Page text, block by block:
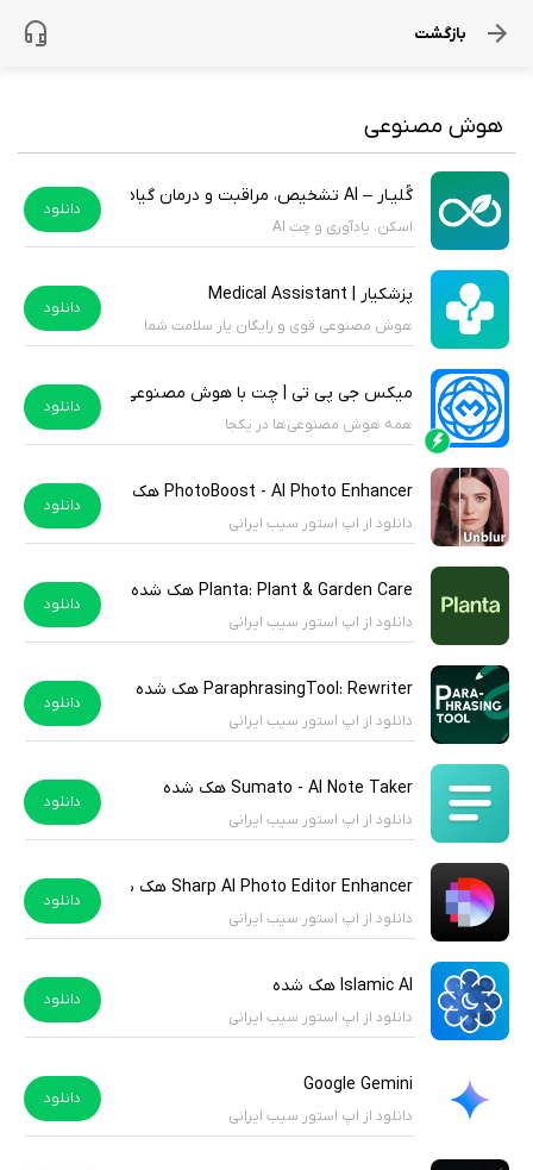
بازگشت
هوش مصنوعی
گُلیـار – AI تشخیص، مراقبت و درمان گیاه | GolYar - Plant AI Assistant
اسکن، یادآوری و چت AI
دانلود
پزشکیار | Medical Assistant
هوش مصنوعی قوی و رایگان یار سلامت شما
دانلود
میکس جی پی تی | چت با هوش مصنوعی‌ ها | MixGPT
همه هوش مصنوعی‌ها در یکجا
دانلود
PhotoBoost - AI Photo Enhancer هک شده
دانلود از اپ استور سیب ایرانی
دانلود
Planta: Plant & Garden Care هک شده
دانلود از اپ استور سیب ایرانی
دانلود
ParaphrasingTool: Rewriter هک شده
دانلود از اپ استور سیب ایرانی
دانلود
Sumato - AI Note Taker هک شده
دانلود از اپ استور سیب ایرانی
دانلود
Sharp AI Photo Editor Enhancer هک شده
دانلود از اپ استور سیب ایرانی
دانلود
Islamic AI هک شده
دانلود از اپ استور سیب ایرانی
دانلود
Google Gemini
دانلود از اپ استور سیب ایرانی
دانلود